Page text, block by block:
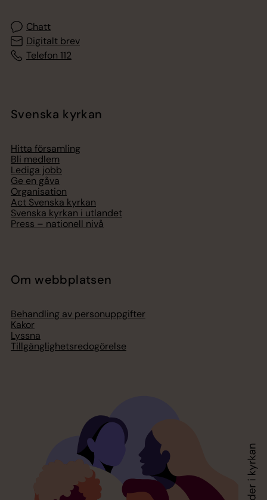
Chatt
Digitalt brev
Telefon 112
Svenska kyrkan
Hitta församling
Bli medlem
Lediga jobb
Ge en gåva
Organisation
Act Svenska kyrkan
Svenska kyrkan i utlandet
Press – nationell nivå
Om webbplatsen
Behandling av personuppgifter
Kakor
Lyssna
Tillgänglighetsredogörelse